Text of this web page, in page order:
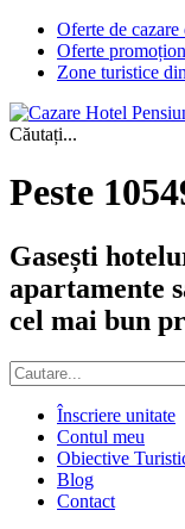
Oferte de
Oferte
Zone turistice
Căutați...
Peste
Gasești
apartamente
cel mai bun
Înscriere unitate
Contul meu
Obiective
Blog
Contact